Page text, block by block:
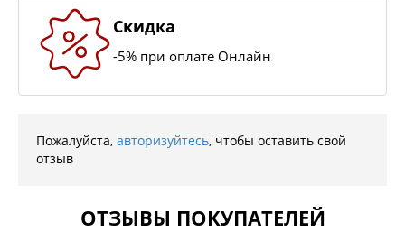
Скидка
-5% при оплате Онлайн
Пожалуйста, авторизуйтесь, чтобы оставить свой
отзыв
ОТЗЫВЫ ПОКУПАТЕЛЕЙ